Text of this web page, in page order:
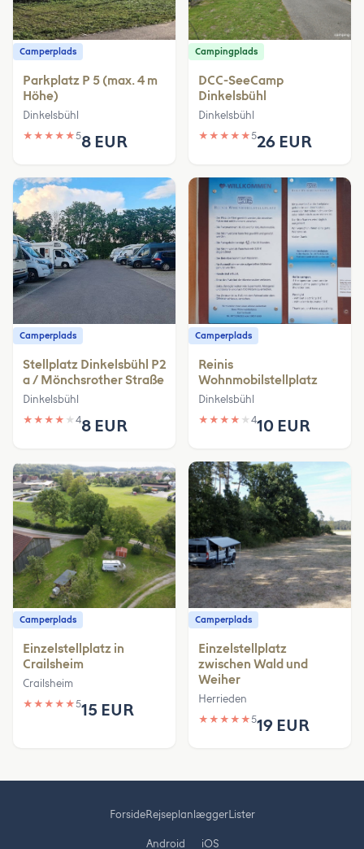
Camperplads
Parkplatz P 5 (max. 4 m
Höhe)
Dinkelsbühl
★ ★ ★ ★ ★58 EUR
Campingplads
DCC-SeeCamp
Dinkelsbühl
Dinkelsbühl
★ ★ ★ ★ ★526 EUR
Camperplads
Stellplatz Dinkelsbühl P2
a / Mönchsrother Straße
Dinkelsbühl
★ ★ ★ ★ ★ 48 EUR
Camperplads
Reinis
Wohnmobilstellplatz
Dinkelsbühl
★ ★ ★ ★ ★ 410 EUR
Camperplads
Einzelstellplatz in
Crailsheim
Crailsheim
★ ★ ★ ★ ★515 EUR
Camperplads
Einzelstellplatz
zwischen Wald und
Weiher
Herrieden
★ ★ ★ ★ ★519 EUR
ForsideRejseplanlæggerLister
Android iOS